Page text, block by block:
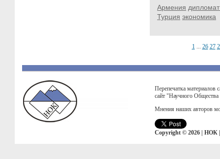
Армения
Турция экономика
1... 26 27
Перепечатка материалов
сайт "Научного
Мнения наших авторов
Copyright © 2026 | НОК